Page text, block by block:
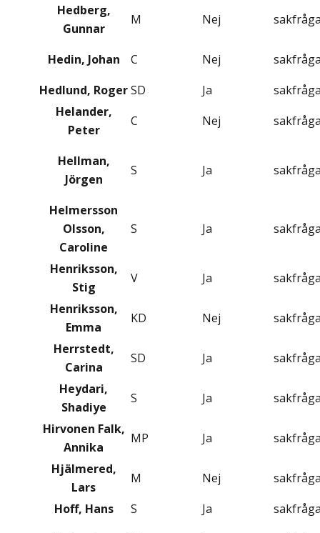
Hedberg,
Gunnar
M Nej
Hedin, Johan C Nej
Hedlund, RogerSD Ja
Helander,
Peter
C Nej
Hellman,
Jörgen
S Ja
Helmersson
Olsson,
Caroline
S Ja
Henriksson,
Stig
V Ja
Henriksson,
Emma
KD Nej
Herrstedt,
Carina
SD Ja
Heydari,
Shadiye
S Ja
Hirvonen Falk,
Annika
MP Ja
Hjälmered,
Lars
M Nej
Hoff, Hans
S Ja